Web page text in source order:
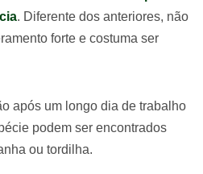
. Diferente dos anteriores, não
forte e costuma ser
após um longo dia de trabalho
podem ser encontrados
ou tordilha.